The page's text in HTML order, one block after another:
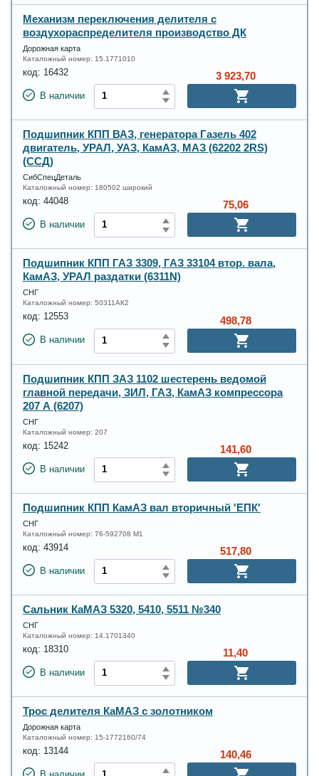
Механизм переключения делителя с
воздухораспределителя производство ДК
Дорожная карта
Каталожный номер: 15.1771010
код: 16432
В наличии
3 923,70
Подшипник КПП ВАЗ, генератора Газель 402
двигатель, УРАЛ, УАЗ, КамАЗ, МАЗ (62202 2RS)
(ССД)
СибСпецДеталь
Каталожный номер: 180502 широкий
код: 44048
В наличии
75,06
Подшипник КПП ГАЗ 3309, ГАЗ 33104 втор. вала,
КамАЗ, УРАЛ раздатки (6311N)
СНГ
Каталожный номер: 50311АК2
код: 12553
В наличии
498,78
Подшипник КПП ЗАЗ 1102 шестерень ведомой
главной передачи, ЗИЛ, ГАЗ, КамАЗ компрессора
207 А (6207)
СНГ
Каталожный номер: 207
код: 15242
В наличии
141,60
Подшипник КПП КамАЗ вал вторичный 'ЕПК'
СНГ
Каталожный номер: 76-592708 М1
код: 43914
В наличии
517,80
Сальник КаМАЗ 5320, 5410, 5511 №340
СНГ
Каталожный номер: 14.1701340
код: 18310
В наличии
11,40
Трос делителя КаМАЗ с золотником
Дорожная карта
Каталожный номер: 15-1772160/74
код: 13144 140,46